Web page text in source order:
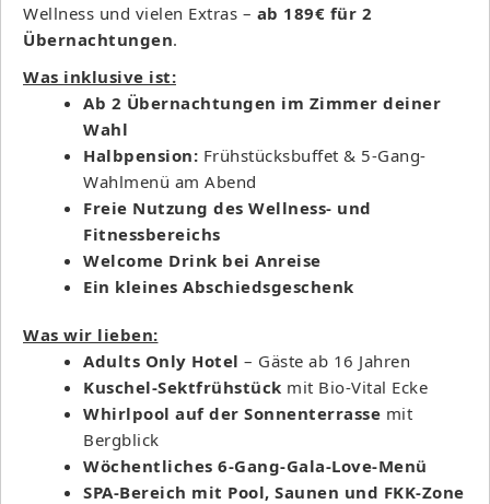
Wellness und vielen Extras – ab 189€ für 2
Übernachtungen.
Was inklusive ist:
Ab 2 Übernachtungen im Zimmer deiner
Wahl
Halbpension: Frühstücksbuffet & 5-Gang-
Wahlmenü am Abend
Freie Nutzung des Wellness- und
Fitnessbereichs
Welcome Drink bei Anreise
Ein kleines Abschiedsgeschenk
Was wir lieben:
Adults Only Hotel – Gäste ab 16 Jahren
Kuschel-Sektfrühstück mit Bio-Vital Ecke
Whirlpool auf der Sonnenterrasse mit
Bergblick
Wöchentliches 6-Gang-Gala-Love-Menü
SPA-Bereich mit Pool, Saunen und FKK-Zone